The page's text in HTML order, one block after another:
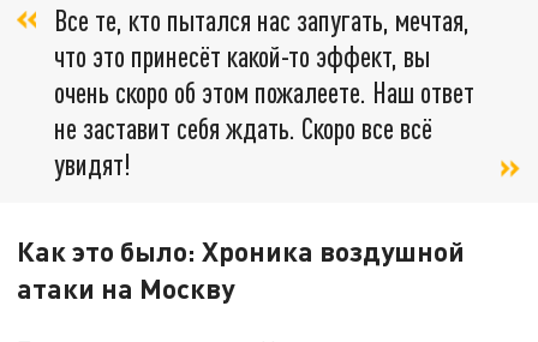
Все те, кто пытался нас запугать, мечтая,
что это принесёт какой-то эффект, вы
очень скоро об этом пожалеете. Наш ответ
не заставит себя ждать. Скоро все всё
увидят!
Как это было: Хроника воздушной
атаки на Москву